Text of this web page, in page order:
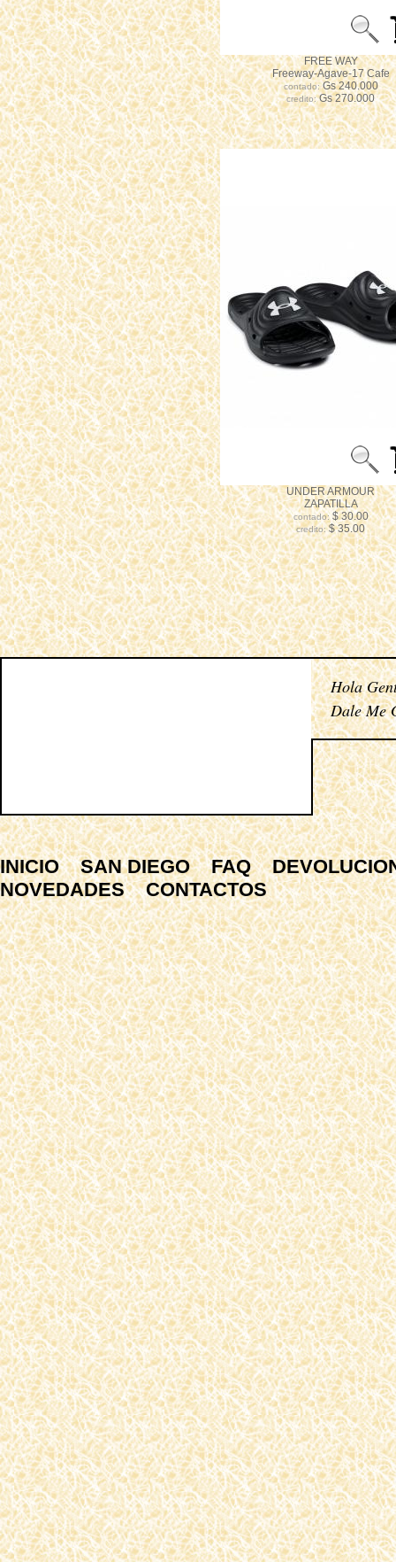
FREE WAY
Freeway-Agave-17 Cafe
contado:Gs 240.000
credito:Gs 270.000
UNDER ARMOUR
ZAPATILLA
contado:$ 30.00
credito:$ 35.00
Hola
Dale Me
INICIO SAN DIEGO FAQ
NOVEDADES
CONTACTOS